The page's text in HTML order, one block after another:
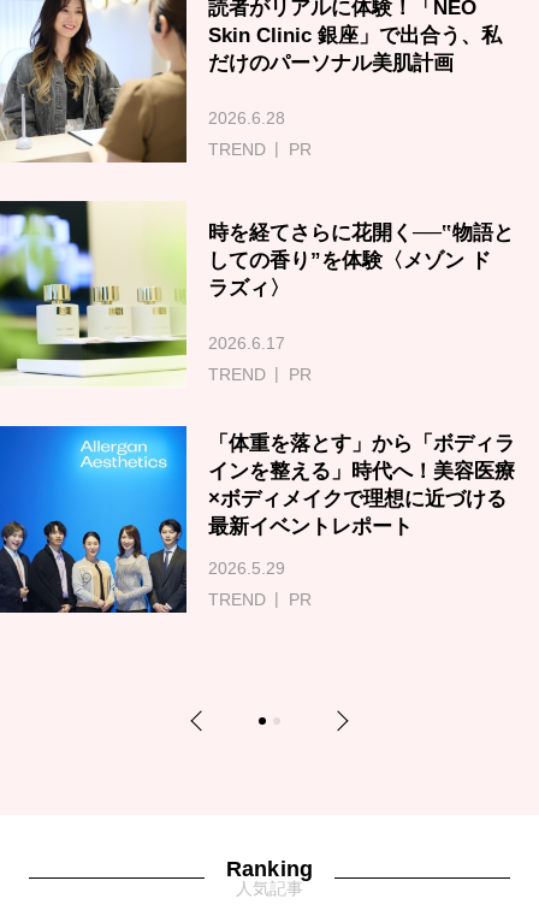
読者がリアルに体験！「NEO
Skin Clinic 銀座」で出合う、私
だけのパーソナル美肌計画
2026.6.28
TREND
PR
時を経てさらに花開く──‟物語と
しての香り”を体験〈メゾン ド
ラズィ〉
2026.6.17
TREND
PR
「体重を落とす」から「ボディラ
インを整える」時代へ！美容医療
×ボディメイクで理想に近づける
最新イベントレポート
2026.5.29
TREND
PR
Previous 1 2 Next
Ranking
人気記事